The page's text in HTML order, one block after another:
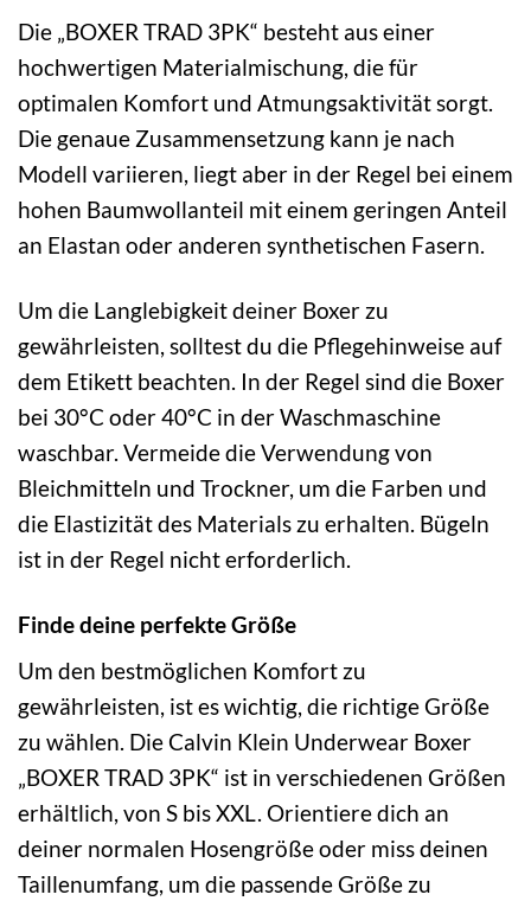
Die „BOXER TRAD 3PK“ besteht aus einer
hochwertigen Materialmischung, die für
optimalen Komfort und Atmungsaktivität sorgt.
Die genaue Zusammensetzung kann je nach
Modell variieren, liegt aber in der Regel bei einem
hohen Baumwollanteil mit einem geringen Anteil
an Elastan oder anderen synthetischen Fasern.
Um die Langlebigkeit deiner Boxer zu
gewährleisten, solltest du die Pflegehinweise auf
dem Etikett beachten. In der Regel sind die Boxer
bei 30°C oder 40°C in der Waschmaschine
waschbar. Vermeide die Verwendung von
Bleichmitteln und Trockner, um die Farben und
die Elastizität des Materials zu erhalten. Bügeln
ist in der Regel nicht erforderlich.
Finde deine perfekte Größe
Um den bestmöglichen Komfort zu
gewährleisten, ist es wichtig, die richtige Größe
zu wählen. Die Calvin Klein Underwear Boxer
„BOXER TRAD 3PK“ ist in verschiedenen Größen
erhältlich, von S bis XXL. Orientiere dich an
deiner normalen Hosengröße oder miss deinen
Taillenumfang, um die passende Größe zu